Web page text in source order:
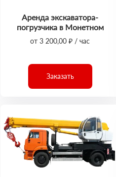
Аренда экскаватора-
погрузчика в Монетном
от 3 200,00 ₽ / час
Заказать